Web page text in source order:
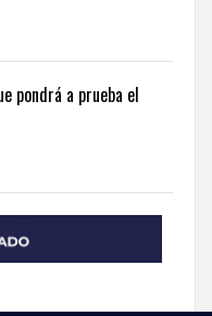
pondrá a prueba el